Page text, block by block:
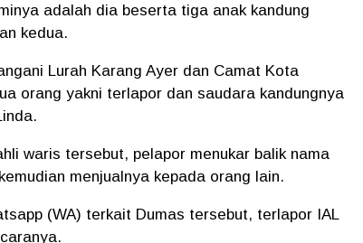
adalah dia beserta tiga anak kandung
kedua.
Lurah Karang Ayer dan Camat Kota
orang yakni terlapor dan saudara kandungnya
waris tersebut, pelapor menukar balik nama
menjualnya kepada orang lain.
(WA) terkait Dumas tersebut, terlapor IAL